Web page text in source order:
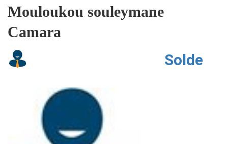
Mouloukou souleymane
Camara
Solde